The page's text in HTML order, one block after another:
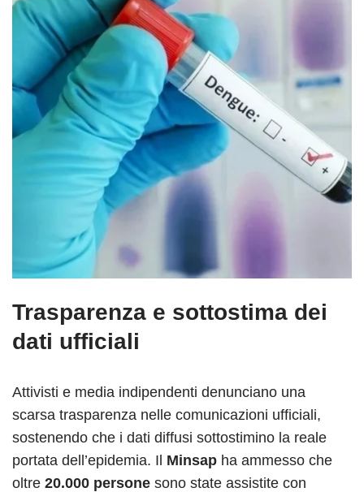
Trasparenza e sottostima dei
dati ufficiali
Attivisti e media indipendenti denunciano una
scarsa trasparenza nelle comunicazioni ufficiali,
sostenendo che i dati diffusi sottostimino la reale
portata dell’epidemia. Il Minsap ha ammesso che
oltre 20.000 persone sono state assistite con